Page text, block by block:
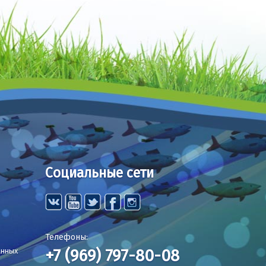
Социальные сети
Телефоны:
+7 (969) 797-80-08